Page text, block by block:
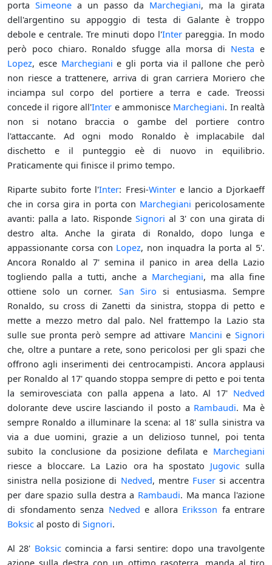
porta Simeone a un passo da Marchegiani, ma la girata
dell'argentino su appoggio di testa di Galante è troppo
debole e centrale. Tre minuti dopo l'Inter pareggia. In modo
però poco chiaro. Ronaldo sfugge alla morsa di Nesta e
Lopez, esce Marchegiani e gli porta via il pallone che però
non riesce a trattenere, arriva di gran carriera Moriero che
inciampa sul corpo del portiere a terra e cade. Treossi
concede il rigore all'Inter e ammonisce Marchegiani. In realtà
non si notano braccia o gambe del portiere contro
l'attaccante. Ad ogni modo Ronaldo è implacabile dal
dischetto e il punteggio eè di nuovo in equilibrio.
Praticamente qui finisce il primo tempo.
Riparte subito forte l'Inter: Fresi-Wintere lancio a Djorkaeff
che in corsa gira in porta con Marchegiani pericolosamente
avanti: palla a lato. Risponde Signori al 3' con una girata di
destro alta. Anche la girata di Ronaldo, dopo lunga e
appassionante corsa con Lopez, non inquadra la porta al 5'.
Ancora Ronaldo al 7' semina il panico in area della Lazio
togliendo palla a tutti, anche a Marchegiani, ma alla fine
ottiene solo un corner. San Siro si entusiasma. Sempre
Ronaldo, su cross di Zanetti da sinistra, stoppa di petto e
mette a mezzo metro dal palo. Nel frattempo la Lazio sta
sulle sue pronta però sempre ad attivare Mancini eSignori
che, oltre a puntare a rete, sono pericolosi per gli spazi che
offrono agli inserimenti dei centrocampisti. Ancora applausi
per Ronaldo al 17' quando stoppa sempre di petto e poi tenta
la semirovesciata con palla appena a lato. Al 17' Nedved
dolorante deve uscire lasciando il posto a Rambaudi. Ma è
sempre Ronaldo a illuminare la scena: al 18' sulla sinistra va
via a due uomini, grazie a un delizioso tunnel, poi tenta
subito la conclusione da posizione defilata e Marchegiani
riesce a bloccare. La Lazio ora ha spostato Jugovicsulla
sinistra nella posizione di Nedved, mentre Fusersi accentra
per dare spazio sulla destra a Rambaudi. Ma manca l'azione
di sfondamento senza Nedved e allora Eriksson fa entrare
Boksic al posto di Signori.
Al 28' Boksiccomincia a farsi sentire: dopo una travolgente